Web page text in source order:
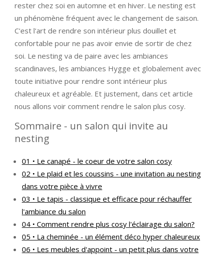
rester chez soi en automne et en hiver. Le nesting est
un phénomène fréquent avec le changement de saison.
C'est l'art de rendre son intérieur plus douillet et
confortable pour ne pas avoir envie de sortir de chez
soi. Le nesting va de paire avec les ambiances
scandinaves, les ambiances Hygge et globalement avec
toute initiative pour rendre sont intérieur plus
chaleureux et agréable. Et justement, dans cet article
nous allons voir comment rendre le salon plus cosy.
Sommaire - un salon qui invite au
nesting
01 • Le canapé - le coeur de votre salon cosy
02 • Le plaid et les coussins - une invitation au nesting
dans votre pièce à vivre
03 • Le tapis - classique et efficace pour réchauffer
l'ambiance du salon
04 • Comment rendre plus cosy l'éclairage du salon?
05 • La cheminée - un élément déco hyper chaleureux
06 • Les meubles d'appoint - un petit plus dans votre